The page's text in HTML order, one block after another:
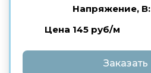
Напряжение, В:
Цена 145 руб/м
Заказать